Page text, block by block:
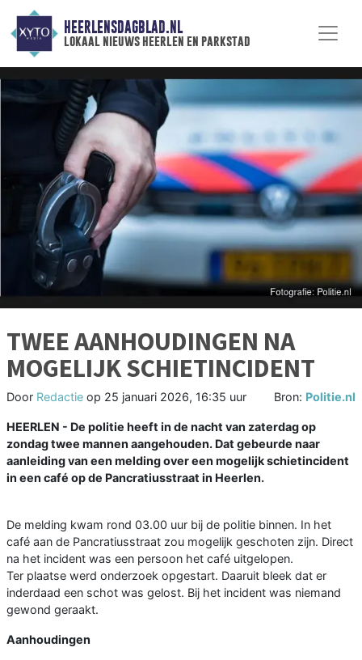
HEERLENSDAGBLAD.NL
lokaal nieuws heerlen en parkstad
TWEE AANHOUDINGEN NA
MOGELIJK SCHIETINCIDENT
Door Redactie op 25 januari 2026, 16:35 uur Bron: Politie.nl
HEERLEN - De politie heeft in de nacht van zaterdag op
zondag twee mannen aangehouden. Dat gebeurde naar
aanleiding van een melding over een mogelijk schietincident
in een café op de Pancratiusstraat in Heerlen.
De melding kwam rond 03.00 uur bij de politie binnen. In het
café aan de Pancratiusstraat zou mogelijk geschoten zijn. Direct
na het incident was een persoon het café uitgelopen.
Ter plaatse werd onderzoek opgestart. Daaruit bleek dat er
inderdaad een schot was gelost. Bij het incident was niemand
gewond geraakt.
Aanhoudingen